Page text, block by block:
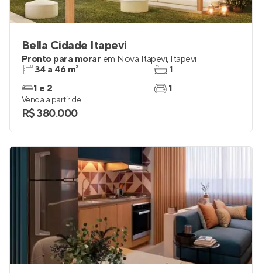
Bella Cidade Itapevi
Pronto para morar em Nova Itapevi, Itapevi
34 a 46 m²
1 e 2
1
1
Venda a partir de
R$ 380.000